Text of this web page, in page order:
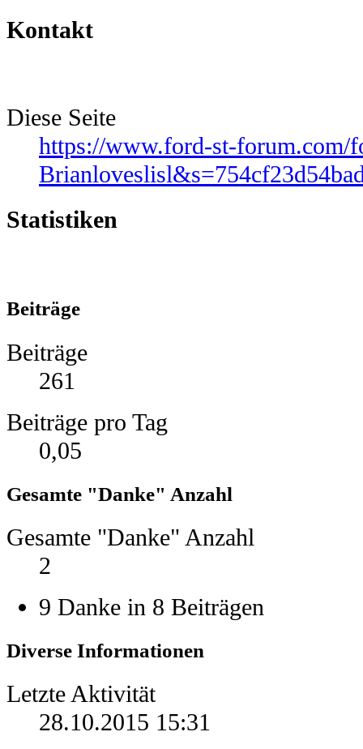
Kontakt
Diese Seite
https://www.ford-st-forum.com/
Statistiken
Beiträge
Beiträge
261
Beiträge pro Tag
0,05
Gesamte "Danke" Anzahl
Gesamte "Danke" Anzahl
2
9 Danke in 8 Beiträgen
Diverse Informationen
Letzte Aktivität
28.10.2015 15:31